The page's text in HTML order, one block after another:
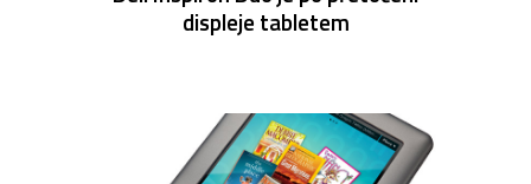
displeje tabletem